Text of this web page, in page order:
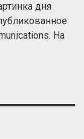
дня
На